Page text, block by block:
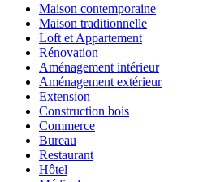
Maison contemporaine
Maison traditionnelle
Loft et Appartement
Rénovation
Aménagement intérieur
Aménagement extérieur
Extension
Construction bois
Commerce
Bureau
Restaurant
Hôtel